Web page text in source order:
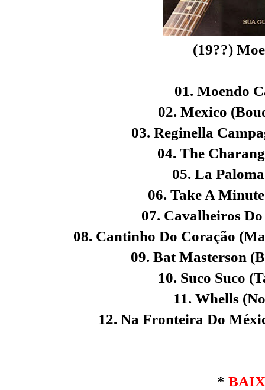
(19??)
01. Moendo
02. Mexico
03. Reginella
04. The
05. La
06. Take A
07. Cavalheiros
08. Cantinho Do Coração
09. Bat Masterson
10. Suco Suco
11. Whells
12. Na Fronteira Do
*